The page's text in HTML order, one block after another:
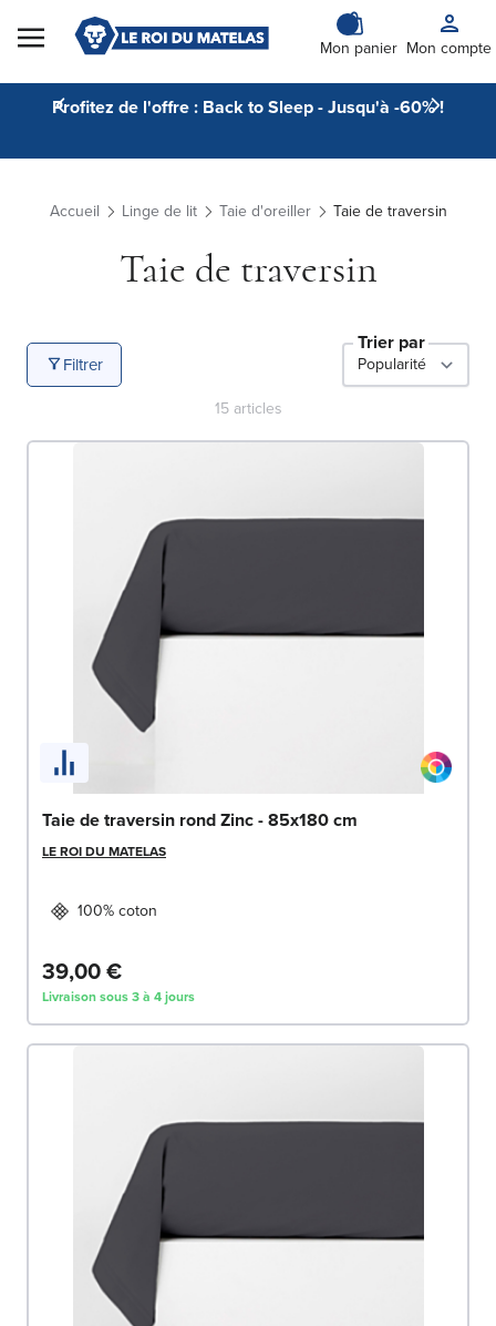
Skip to Content
Mon panier Mon compte
Profitez de l'offre : Back to Sleep - Jusqu'à -60% !
Accueil Linge de lit Taie d'oreiller Taie de traversin
Taie de traversin
Filtrer
Trier par
15articles
Taie de traversin rond Zinc - 85x180 cm
LE ROI DU MATELAS
100% coton
39,00 €
Livraison sous 3 à 4 jours